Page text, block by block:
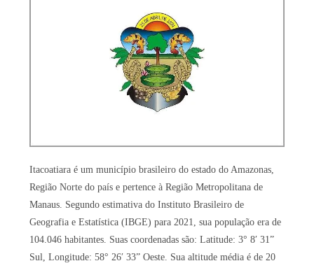
Itacoatiara é um município brasileiro do estado do Amazonas,
Região Norte do país e pertence à Região Metropolitana de
Manaus. Segundo estimativa do Instituto Brasileiro de
Geografia e Estatística (IBGE) para 2021, sua população era de
104.046 habitantes. Suas coordenadas são: Latitude: 3° 8′ 31”
Sul, Longitude: 58° 26′ 33” Oeste. Sua altitude média é de 20